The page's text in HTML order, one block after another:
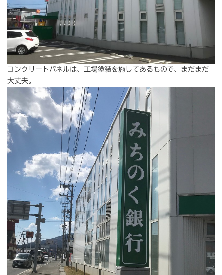
コンクリートパネルは、工場塗装を施してあるもので、まだまだ
大丈夫。